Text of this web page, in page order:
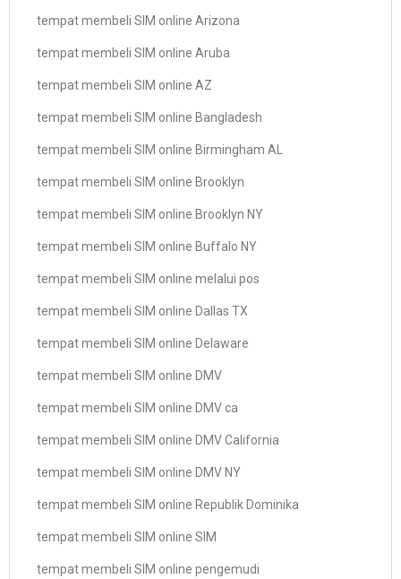
tempat membeli SIM online Arizona
tempat membeli SIM online Aruba
tempat membeli SIM online AZ
tempat membeli SIM online Bangladesh
tempat membeli SIM online Birmingham AL
tempat membeli SIM online Brooklyn
tempat membeli SIM online Brooklyn NY
tempat membeli SIM online Buffalo NY
tempat membeli SIM online melalui pos
tempat membeli SIM online Dallas TX
tempat membeli SIM online Delaware
tempat membeli SIM online DMV
tempat membeli SIM online DMV ca
tempat membeli SIM online DMV California
tempat membeli SIM online DMV NY
tempat membeli SIM online Republik Dominika
tempat membeli SIM online SIM
tempat membeli SIM online pengemudi